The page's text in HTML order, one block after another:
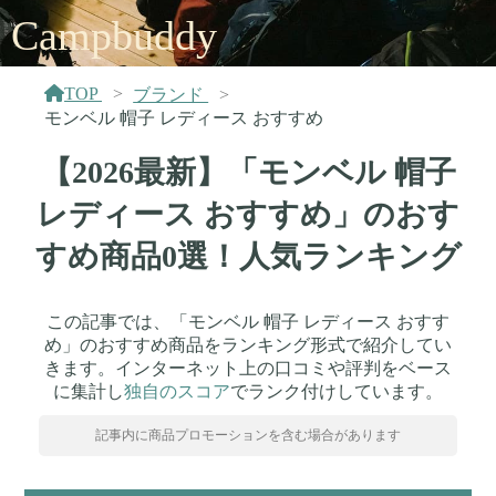
Campbuddy
TOP
ブランド
モンベル 帽子 レディース おすすめ
【2026最新】「モンベル 帽子
レディース おすすめ」のおす
すめ商品0選！人気ランキング
この記事では、「モンベル 帽子 レディース おすす
め」のおすすめ商品をランキング形式で紹介してい
きます。インターネット上の口コミや評判をベース
に集計し独自のスコアでランク付けしています。
記事内に商品プロモーションを含む場合があります